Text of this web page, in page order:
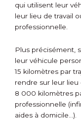
qui utilisent leur
leur lieu de travail
professionnelle.
Plus précisément,
leur véhicule
15 kilomètres par
rendre sur leur lieu
8 000 kilomètres
professionnelle
aides à domicile…).